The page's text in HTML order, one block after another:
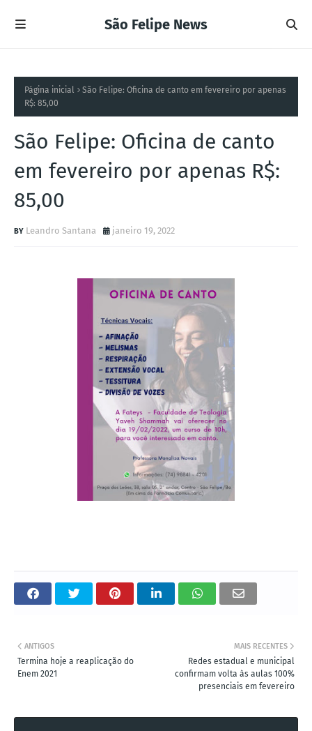
São Felipe News
Página inicial
São Felipe: Oficina de canto em fevereiro por apenas
R$: 85,00
São Felipe: Oficina de canto
em fevereiro por apenas R$:
85,00
Leandro Santana janeiro 19, 2022
MAIS RECENTES
Redes estadual e municipal
confirmam volta às aulas 100%
presenciais em fevereiro
ANTIGOS
Termina hoje a reaplicação do
Enem 2021